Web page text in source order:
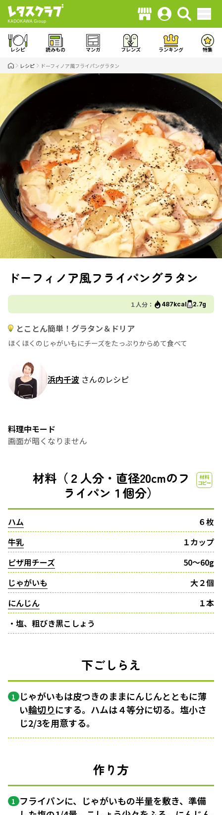
レシピ 読みもの マンガ フレンズ ランキング 特集
レシピ ドーフィノア風フライパングラタン
ドーフィノア風フライパングラタン
１人分： 487kcal 2.7g
とことん簡単！グラタン＆ドリア
ほくほくのじゃがいもにチーズをたっぷりからめて食べて
浜内千波 さんのレシピ
料理中モード
画面が暗くなりません
材料（２人分・直径20cmのフ
ライパン１個分）
ハム
６枚
牛乳
１カップ
ピザ用チーズ
50〜60g
じゃがいも
大２個
にんじん
１本
・塩、粗びき黒こしょう
下ごしらえ
1 じゃがいもは皮つきのままにんじんとともに薄
い輪切りにする。ハムは４等分に切る。塩小さ
じ2/3を用意する。
作り方
1 フライパンに、じゃがいもの半量を敷き、準備